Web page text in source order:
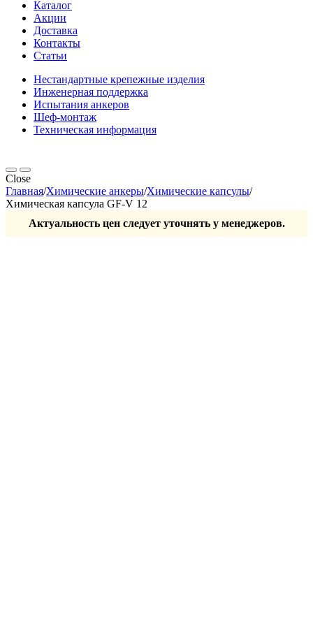
Каталог
Акции
Доставка
Контакты
Статьи
Нестандартные крепежные изделия
Инженерная поддержка
Испытания анкеров
Шеф-монтаж
Техническая информация
Close
Главная/Химические анкеры/Химические капсулы/
Химическая капсула GF-V 12
Актуальность цен следует уточнять у менеджеров.